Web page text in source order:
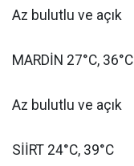
Az bulutlu ve açık
MARDİN 27°C, 36°C
Az bulutlu ve açık
SİİRT 24°C, 39°C